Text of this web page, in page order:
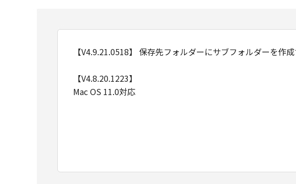
【V4.9.21.0518】 保存先フォルダーにサブフォルダーを作
【V4.8.20.1223】
Mac OS 11.0対応